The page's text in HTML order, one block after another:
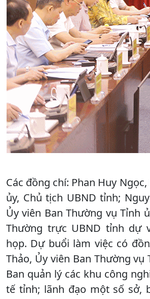
Các đồng chí: Phan Huy
ủy, Chủ tịch UBND tỉnh;
Ủy viên Ban Thường vụ Tỉnh
Thường trực UBND tỉnh dự
họp. Dự buổi làm việc có
Thảo, Ủy viên Ban Thường vụ
Ban quản lý các khu công
tế tỉnh; lãnh đạo một số sở,